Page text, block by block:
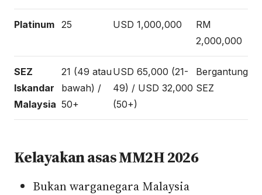
Platinum 25 USD 1,000,000
RM
2,000,000
SEZ
Iskandar
Malaysia
21 (49 atau
bawah) /
50+
USD 65,000 (21-
49) / USD 32,000
(50+)
Bergantung
SEZ
Kelayakan asas MM2H 2026
Bukan warganegara Malaysia